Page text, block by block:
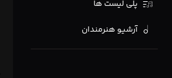
پلی لیست ها
آرشیو هنرمندان